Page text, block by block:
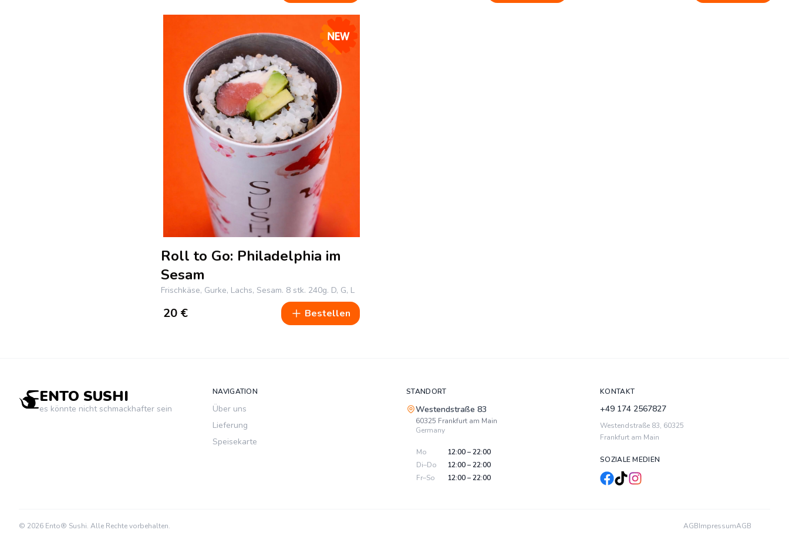
Roll to Go: Philadelphia im
Sesam
Frischkäse, Gurke, Lachs, Sesam. 8 stk. 240g. D, G, L
20 € Bestellen
ENTO SUSHI
es könnte nicht schmackhafter sein
NAVIGATION
Über uns
Lieferung
Speisekarte
STANDORT
Westendstraße 83
60325 Frankfurt am Main
Germany
Mo
12:00 – 22:00
Di–Do
12:00 – 22:00
Fr–So
12:00 – 22:00
KONTAKT
+49 174 2567827
Westendstraße 83, 60325
Frankfurt am Main
SOZIALE MEDIEN
© 2026 Ento® Sushi. Alle Rechte vorbehalten. AGBImpressumAGB